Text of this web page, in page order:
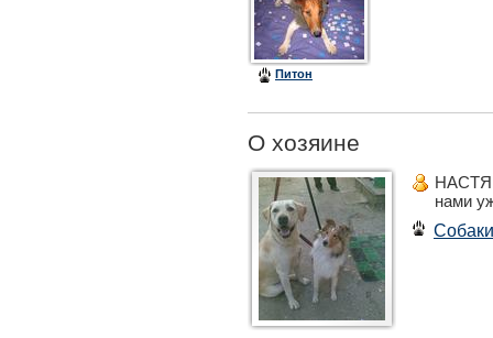
Питон
О хозяине
НАСТЯ
нами
Собаки